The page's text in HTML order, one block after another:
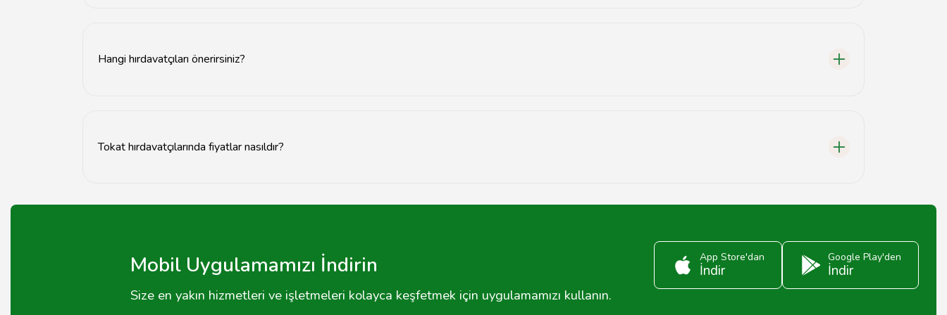
Hangi hırdavatçıları önerirsiniz?
Tokat hırdavatçılarında fiyatlar nasıldır?
Mobil Uygulamamızı İndirin
Size en yakın hizmetleri ve işletmeleri kolayca keşfetmek için uygulamamızı kullanın.
App Store'dan
İndir
Google Play'den
İndir